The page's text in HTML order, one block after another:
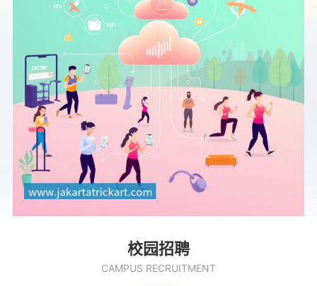
校园招聘
CAMPUS RECRUITMENT